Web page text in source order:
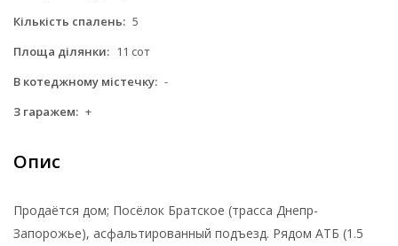
Кількість спалень: 5
Площа ділянки: 11 сот
В котеджному містечку: -
З гаражем: +
Опис
Продаётся дом; Посёлок Братское (трасса Днепр-
Запорожье), асфальтированный подъезд. Рядом АТБ (1.5